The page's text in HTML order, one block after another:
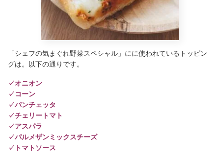
「シェフの気まぐれ野菜スペシャル」にに使われているトッピン
グは。以下の通りです。
✓オニオン
✓コーン
✓パンチェッタ
✓チェリートマト
✓アスパラ
✓パルメザンミックスチーズ
✓トマトソース